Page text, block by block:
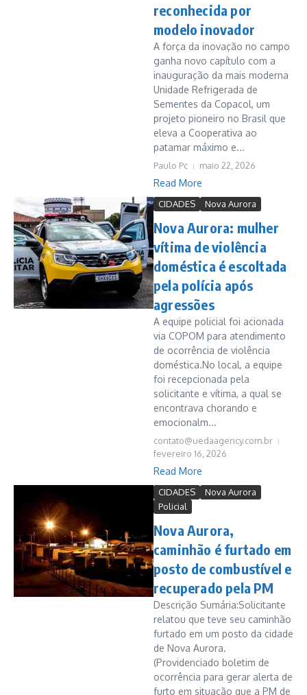
reconhecida por
modelo inovador
A força da inovação no campo
ganha novo capítulo com a
inauguração da mais moderna
Unidade Refrigerada de
Sementes da Copacol, um
projeto pioneiro no Brasil que
eleva a Cooperativa ao
patamar máximo e...
Paulo Pc maio 22, 2026
Read More
CIDADES Nova Aurora
Nova Aurora: mulher
vítima de violência
doméstica é escoltada
pela polícia após
agressões
A equipe policial foi acionada
via COPOM para atendimento
de ocorrência de violência
doméstica.No local, a equipe
foi recepcionada pela
solicitante e vítima, a qual se
encontrava chorando e
emocionalm...
contato@uedaagency.com.br
fevereiro 16, 2026
Read More
CIDADES
Nova Aurora
Policial
Nova Aurora,
caminhão é furtado em
posto de combustível e
recuperado pela PM
Descrição Sumária:Solicitante
relatou que teve seu caminhão
furtado em um posto da cidade
de Nova Aurora.
(Providenciado boletim de
ocorrência para gerar alerta de
furto em situação que a PM de